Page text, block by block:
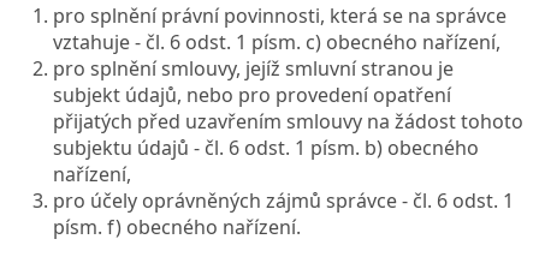
pro splnění právní povinnosti, která se na správce
vztahuje - čl. 6 odst. 1 písm. c) obecného nařízení,
pro splnění smlouvy, jejíž smluvní stranou je
subjekt údajů, nebo pro provedení opatření
přijatých před uzavřením smlouvy na žádost tohoto
subjektu údajů - čl. 6 odst. 1 písm. b) obecného
nařízení,
pro účely oprávněných zájmů správce - čl. 6 odst. 1
písm. f) obecného nařízení.